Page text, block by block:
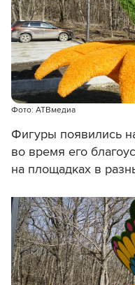
Фото: АТВмедиа
Фигуры появились
во время его
на площадках в